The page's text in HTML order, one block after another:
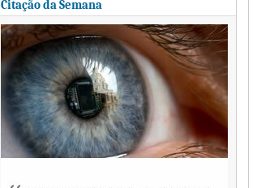
Citação da Semana